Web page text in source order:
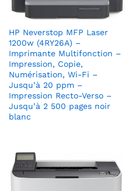
HP Neverstop MFP Laser
1200w (4RY26A) –
Imprimante Multifonction –
Impression, Copie,
Numérisation, Wi-Fi –
Jusqu’à 20 ppm –
Impression Recto-Verso –
Jusqu’à 2 500 pages noir
blanc